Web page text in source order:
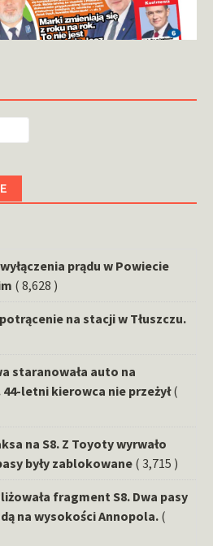
prądu w Powiecie
( 8,628 )
na stacji w Tłuszczu.
staranowała auto na
letni kierowca nie przeżył (
na S8. Z Toyoty wyrwało
były zablokowane ( 3,715 )
fragment S8. Dwa pasy
na wysokości Annopola. (